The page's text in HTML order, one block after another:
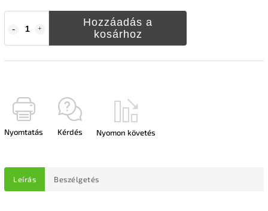
Hozzáadás a
kosárhoz
Nyomtatás Kérdés Nyomon követés
Leírás Beszélgetés